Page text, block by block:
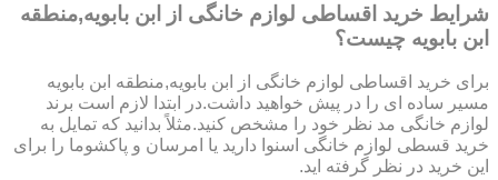
شرایط خرید اقساطی لوازم خانگی از ابن بابویه,منطقه
ابن بابویه چیست؟
برای خرید اقساطی لوازم خانگی از ابن بابویه,منطقه ابن بابویه
مسیر ساده ای را در پیش خواهید داشت.در ابتدا لازم است برند
لوازم خانگی مد نظر خود را مشخص کنید.مثلاً بدانید که تمایل به
خرید قسطی لوازم خانگی اسنوا دارید یا امرسان و پاکشوما را برای
این خرید در نظر گرفته اید.